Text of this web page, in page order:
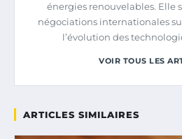
énergies renouvelables. Elle
négociations internationales
l’évolution des
VOIR TOUS LES
ARTICLES SIMILAIRES